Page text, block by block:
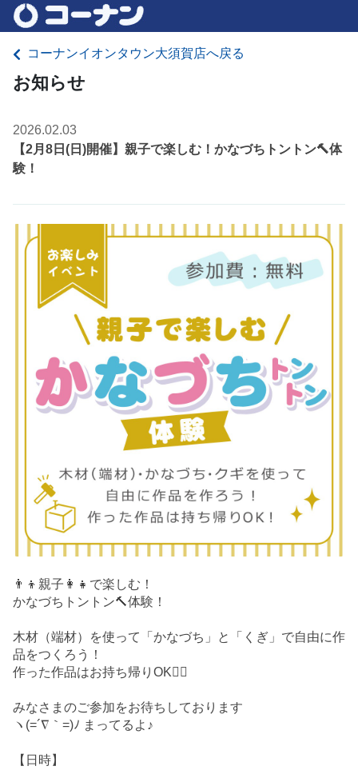
コーナンイオンタウン大須賀店へ戻る
お知らせ
2026.02.03
【2月8日(日)開催】親子で楽しむ！かなづちトントン🔨体
験！
👨‍👦親子👩‍👧で楽しむ！
かなづちトントン🔨体験！
木材（端材）を使って「かなづち」と「くぎ」で自由に作
品をつくろう！
作った作品はお持ち帰りOK🙆‍♀️
みなさまのご参加をお待ちしております
ヽ(=´∇｀=)ﾉ まってるよ♪
【日時】